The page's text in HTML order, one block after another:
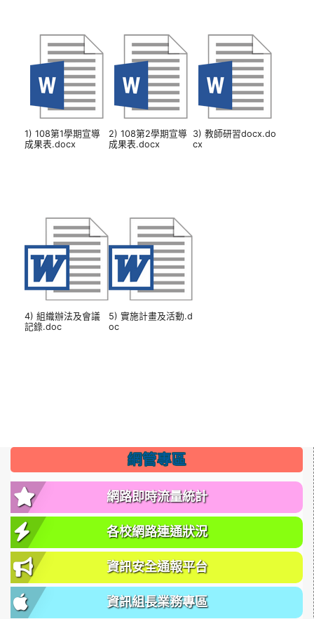
1) 108第1學期宣導
成果表.docx
2) 108第2學期宣導
成果表.docx
3) 教師研習docx.do
cx
4) 組織辦法及會議
記錄.doc
5) 實施計畫及活動.d
oc
網管專區
網路即時流量統計
各校網路連通狀況
資訊安全通報平台
資訊組長業務專區